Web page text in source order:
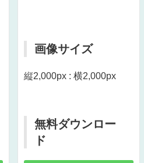
画像サイズ
縦2,000px : 横2,000px
無料ダウンロー
ド